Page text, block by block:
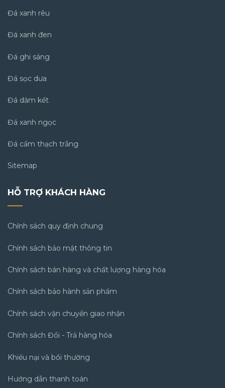
Đá xanh rêu
Đá xanh đen
Đá ghi sáng
Đá sọc dưa
Đá dăm kết
Đá xanh ngọc
Đá cẩm thạch trắng
Sitemap
HỖ TRỢ KHÁCH HÀNG
Chính sách quy định chung
Chính sách bảo mật thông tin
Chính sách bán hàng và chất lượng hàng hóa
Chính sách bảo hành sản phẩm
Chính sách vận chuyển giao nhận
Chính sách Đổi - Trả hàng hóa
Khiếu nại và bồi thường
Hướng dẫn thanh toán